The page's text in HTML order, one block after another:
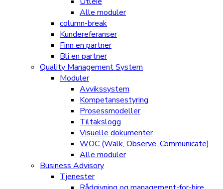
Alle moduler
column-break
Kundereferanser
Finn en partner
Bli en partner
Quality Management System
Moduler
Avvikssystem
Kompetansestyring
Prosessmodeller
Tiltakslogg
Visuelle dokumenter
WOC (Walk, Observe, Communicate)
Alle moduler
Business Advisory
Tjenester